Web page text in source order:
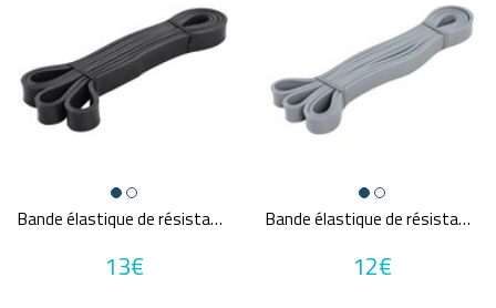
Bande élastique de résistance POWER BAND
13€
Bande élastique de résistance POWER BAND
12€